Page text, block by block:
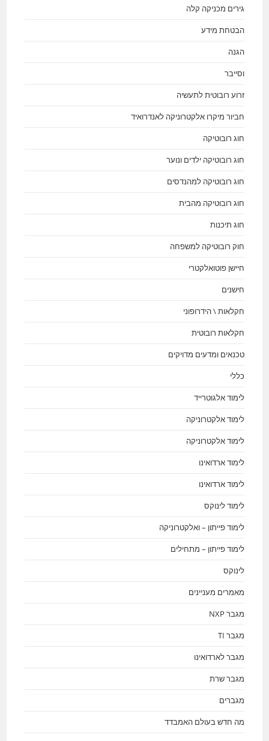
גירים מכניקה קלה
הבטחת מידע
הגנה
וסייבר
זרוע רובוטית לתעשיה
חביור מיקרו אלקטרוניקה לאנדרואיד
חוג רובוטיקה
חוג רובוטיקה ילדים ונוער
חוג רובוטיקה למהנדסים
חוג רובוטיקה מהבית
חוג תיכנות
חוק רובוטיקה למשפחה
חיישן פוטואלקטרי
חישנים
חקלאות \ הידרופוני
חקלאות רובוטית
טכנאים ומדעים מדויקים
כללי
לימוד אלגוטרייד
לימוד אלקטרוניקה
לימוד אלקטרוניקה
לימוד ארדואינו
לימוד ארדואינו
לימוד לינוקס
לימוד פייתון – ואלקטרוניקה
לימוד פייתון – מתחילים
לינוקס
מאמרים מעניינים
מגבר NXP
מגבר TI
מגבר לארדואינו
מגבר שרת
מגברים
מה חדש בעולם האמבדד